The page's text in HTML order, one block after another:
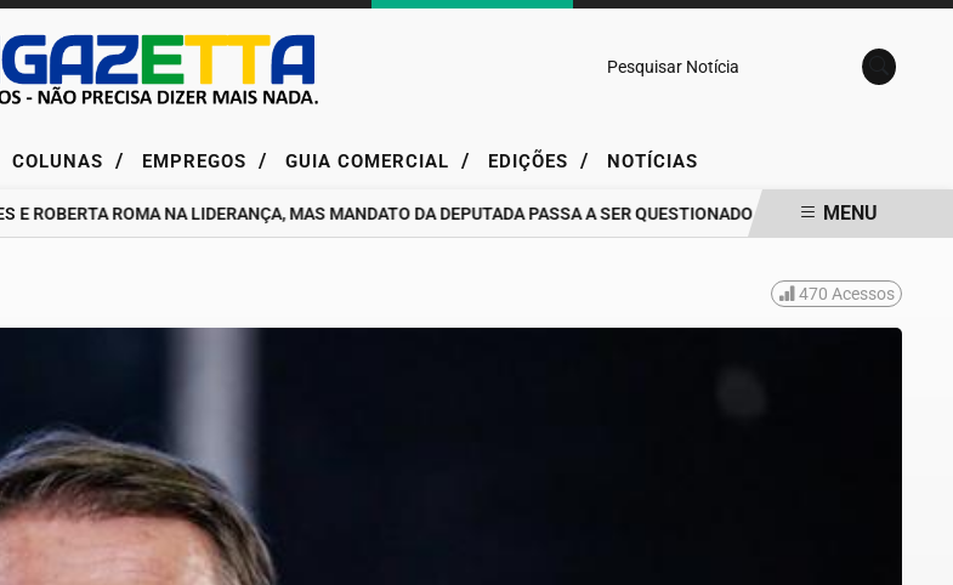
Pesquisar Notícia
COLUNAS / EMPREGOS / GUIA COMERCIAL / EDIÇÕES / NOTÍCIAS
ROMA NA LIDERANÇA, MAS MANDATO DA DEPUTADA PASSA A SER QUESTIONADO DRA. RAISSA SOARES
MENU
470 Acessos